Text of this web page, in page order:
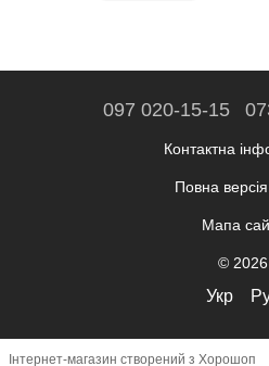
097 020-15-15
Контактна
Повна
Мапа
© 2026
Укр
Інтернет-магазин створений з Хорошоп